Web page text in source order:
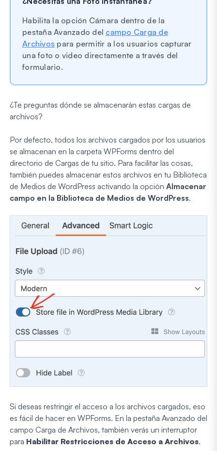
Habilita la opción Cámara dentro de la
pestaña Avanzado del campo Carga de
Archivos para permitir a los usuarios capturar
una foto o video directamente a través del
formulario.
¿Te preguntas dónde se almacenarán estas cargas de
archivos?
Por defecto, todos los archivos cargados por los usuarios
se almacenan en la carpeta WPForms dentro del
directorio de Cargas de tu sitio. Para facilitar las cosas,
también puedes almacenar estos archivos en tu Biblioteca
de Medios de WordPress activando la opción Almacenar
campo en la Biblioteca de Medios de WordPress.
Si deseas restringir el acceso a los archivos cargados, eso
es fácil de hacer en WPForms. En la pestaña Avanzado del
campo Carga de Archivos, también verás un interruptor
para Habilitar Restricciones de Acceso a Archivos.